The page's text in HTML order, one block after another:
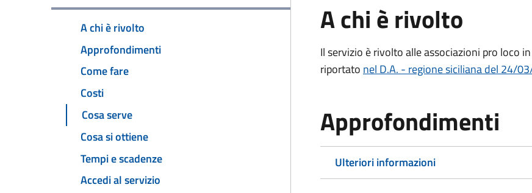
A chi è rivolto
Approfondimenti
Come fare
Costi
Cosa serve
Cosa si ottiene
Tempi e scadenze
Accedi al servizio
A chi è rivolto
Il servizio è rivolto alle associazioni pro loco
riportato nel D.A. - regione siciliana del 24/
Approfondimenti
Ulteriori informazioni